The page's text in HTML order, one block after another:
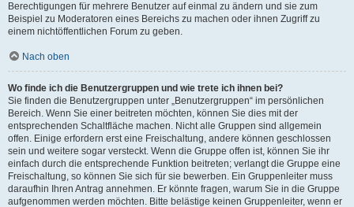
Berechtigungen für mehrere Benutzer auf einmal zu ändern und sie zum
Beispiel zu Moderatoren eines Bereichs zu machen oder ihnen Zugriff zu
einem nichtöffentlichen Forum zu geben.
Nach oben
Wo finde ich die Benutzergruppen und wie trete ich ihnen bei?
Sie finden die Benutzergruppen unter „Benutzergruppen“ im persönlichen
Bereich. Wenn Sie einer beitreten möchten, können Sie dies mit der
entsprechenden Schaltfläche machen. Nicht alle Gruppen sind allgemein
offen. Einige erfordern erst eine Freischaltung, andere können geschlossen
sein und weitere sogar versteckt. Wenn die Gruppe offen ist, können Sie ihr
einfach durch die entsprechende Funktion beitreten; verlangt die Gruppe eine
Freischaltung, so können Sie sich für sie bewerben. Ein Gruppenleiter muss
daraufhin Ihren Antrag annehmen. Er könnte fragen, warum Sie in die Gruppe
aufgenommen werden möchten. Bitte belästige keinen Gruppenleiter, wenn er